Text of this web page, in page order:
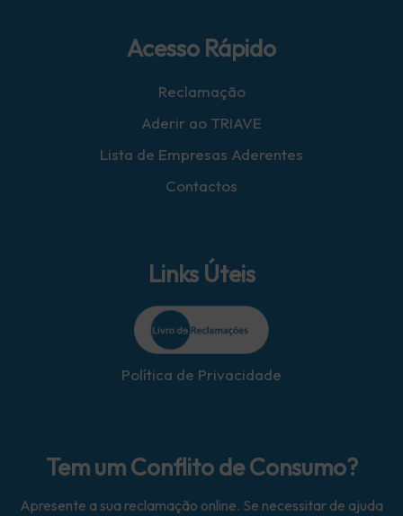
Acesso Rápido
Reclamação
Aderir ao TRIAVE
Lista de Empresas Aderentes
Contactos
Links Úteis
Política de Privacidade
Tem um Conflito de Consumo?
Apresente a sua reclamação online. Se necessitar de ajuda